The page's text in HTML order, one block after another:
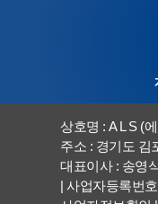
상호명 : A L S (
주소 : 경기도 김
대표이사 : 송영
| 사업자등록번